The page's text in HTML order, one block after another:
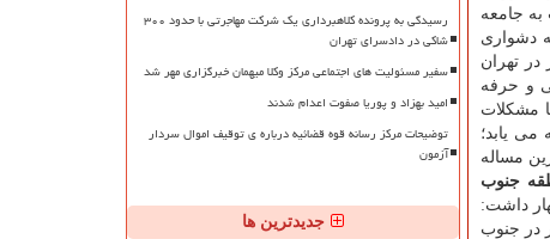
جامعه
دشواری
تهران
و حرفه
مشكلات
یابد؛
مساله
جنوب
داشت:
در جنوب
رسیدگی به پرونده کلاهبرداری یک شرکت مهاجرتی با حدود ۳۰۰
شاکی در دادسرای تهران
سفیر مسئولیت های اجتماعی مرکز وکلا میهمان خبرگزاری مهر شد
امید بهزاد و پوریا صفوت اعدام شدند
توضیحات مرکز رسانه قوه قضائیه درباره ی توقیف اموال سردار
آزمون
جدیدترین ها